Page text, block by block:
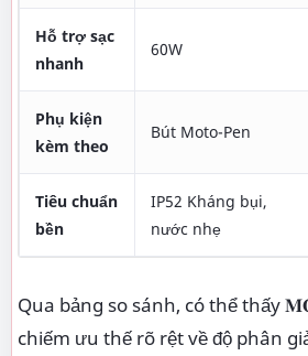
Hỗ trợ sạc
nhanh
60W
Phụ kiện
kèm theo
Bút Moto-Pen
Tiêu chuẩn
bền
IP52 Kháng bụi,
nước nhẹ
Qua bảng so sánh, có thể thấy
chiếm ưu thế rõ rệt về độ phân